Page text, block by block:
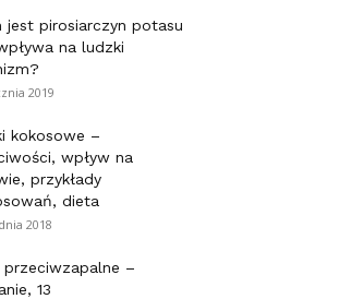
jest pirosiarczyn potasu
na ludzki
2019
kokosowe –
wpływ na
przykłady
dieta
2018
przeciwzapalne –
13